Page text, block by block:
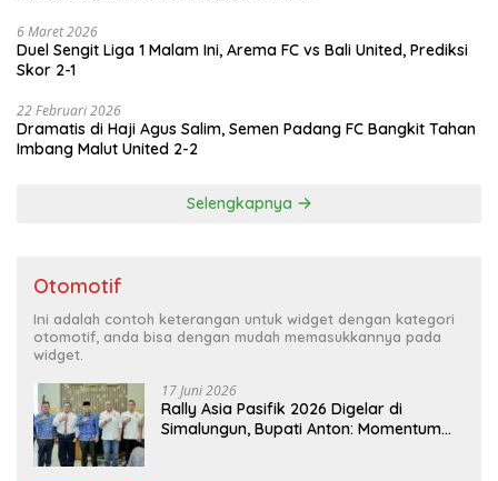
6 Maret 2026
Duel Sengit Liga 1 Malam Ini, Arema FC vs Bali United, Prediksi
Skor 2-1
22 Februari 2026
Dramatis di Haji Agus Salim, Semen Padang FC Bangkit Tahan
Imbang Malut United 2-2
Selengkapnya
Otomotif
Ini adalah contoh keterangan untuk widget dengan kategori
otomotif, anda bisa dengan mudah memasukkannya pada
widget.
17 Juni 2026
Rally Asia Pasifik 2026 Digelar di
Simalungun, Bupati Anton: Momentum